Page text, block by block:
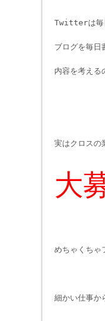
Twitterは毎
ブログを毎日
内容を考える
実はクロスの
大
めちゃくちゃ
細かい仕事か